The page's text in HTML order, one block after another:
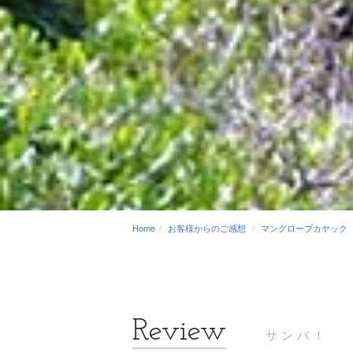
Home お客様からのご感想 マングローブカヤック
サンバ！